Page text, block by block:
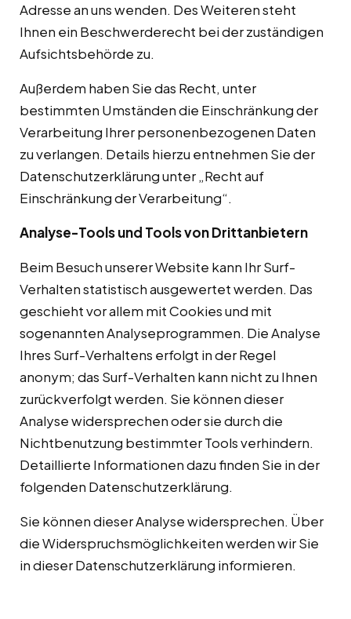
Adresse an uns wenden. Des Weiteren steht
Ihnen ein Beschwerderecht bei der zuständigen
Aufsichtsbehörde zu.
Außerdem haben Sie das Recht, unter
bestimmten Umständen die Einschränkung der
Verarbeitung Ihrer personenbezogenen Daten
zu verlangen. Details hierzu entnehmen Sie der
Datenschutzerklärung unter „Recht auf
Einschränkung der Verarbeitung“.
Analyse-Tools und Tools von Drittanbietern
Beim Besuch unserer Website kann Ihr Surf-
Verhalten statistisch ausgewertet werden. Das
geschieht vor allem mit Cookies und mit
sogenannten Analyseprogrammen. Die Analyse
Ihres Surf-Verhaltens erfolgt in der Regel
anonym; das Surf-Verhalten kann nicht zu Ihnen
zurückverfolgt werden. Sie können dieser
Analyse widersprechen oder sie durch die
Nichtbenutzung bestimmter Tools verhindern.
Detaillierte Informationen dazu finden Sie in der
folgenden Datenschutzerklärung.
Sie können dieser Analyse widersprechen. Über
die Widerspruchsmöglichkeiten werden wir Sie
in dieser Datenschutzerklärung informieren.